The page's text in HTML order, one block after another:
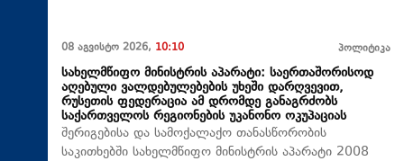
08 აგვისტო 2026, 10:10 პოლიტიკა
სახელმწიფო მინისტრის აპარატი: საერთაშორისოდ
აღებული ვალდებულებების უხეში დარღვევით,
რუსეთის ფედერაცია ამ დრომდე განაგრძობს
საქართველოს რეგიონების უკანონო ოკუპაციას
შერიგებისა და სამოქალაქო თანასწორობის
საკითხებში სახელმწიფო მინისტრის აპარატი 2008